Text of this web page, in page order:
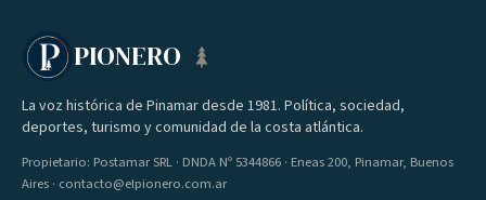
PIONERO
La voz histórica de Pinamar desde 1981. Política, sociedad,
deportes, turismo y comunidad de la costa atlántica.
Propietario: Postamar SRL · DNDA Nº 5344866 · Eneas 200, Pinamar, Buenos
Aires · contacto@elpionero.com.ar